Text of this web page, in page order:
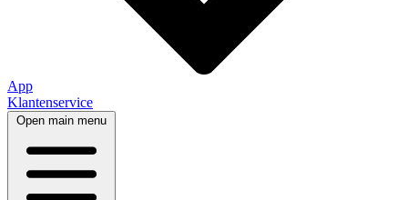
App
Klantenservice
Open main menu